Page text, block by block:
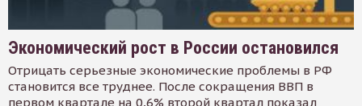
Экономический рост в России остановился
Отрицать серьезные экономические проблемы в РФ
становится все труднее. После сокращения ВВП в
первом квартале на 0,6% второй квартал показал